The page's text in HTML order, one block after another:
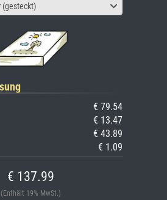
(gesteckt)
€ 79.54
€ 13.47
€ 43.89
€ 1.09
€ 137.99
(Enthält 19% MwSt.)